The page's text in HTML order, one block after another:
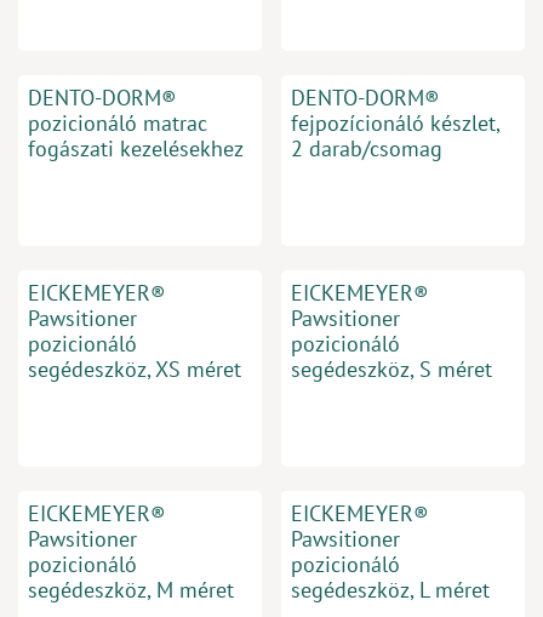
DENTO-DORM®
pozicionáló matrac
fogászati kezelésekhez
DENTO-DORM®
fejpozícionáló készlet,
2 darab/csomag
EICKEMEYER®
Pawsitioner
pozicionáló
segédeszköz, XS méret
EICKEMEYER®
Pawsitioner
pozicionáló
segédeszköz, S méret
EICKEMEYER®
Pawsitioner
pozicionáló
segédeszköz, M méret
EICKEMEYER®
Pawsitioner
pozicionáló
segédeszköz, L méret